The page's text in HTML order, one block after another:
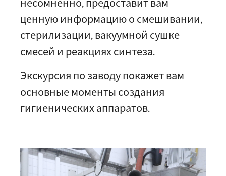
несомненно, предоставит вам
ценную информацию о смешивании,
стерилизации, вакуумной сушке
смесей и реакциях синтеза.
Экскурсия по заводу покажет вам
основные моменты создания
гигиенических аппаратов.